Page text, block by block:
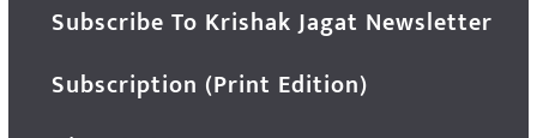
Subscribe To Krishak Jagat Newsletter
Subscription (Print Edition)